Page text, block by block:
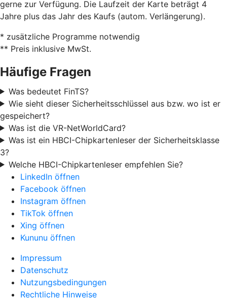
gerne zur Verfügung. Die Laufzeit der Karte beträgt 4
Jahre plus das Jahr des Kaufs (autom. Verlängerung).
* zusätzliche Programme notwendig
** Preis inklusive MwSt.
Häufige Fragen
Was bedeutet FinTS?
Wie sieht dieser Sicherheitsschlüssel aus bzw. wo ist er
gespeichert?
Was ist die VR-NetWorldCard?
Was ist ein HBCI-Chipkartenleser der Sicherheitsklasse
3?
Welche HBCI-Chipkartenleser empfehlen Sie?
LinkedIn öffnen
Facebook öffnen
Instagram öffnen
TikTok öffnen
Xing öffnen
Kununu öffnen
Impressum
Datenschutz
Nutzungsbedingungen
Rechtliche Hinweise